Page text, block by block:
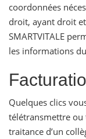
coordonnées
droit, ayant droit
SMARTVITALE
les informations
Quelques clics
télétransmettre ou
traitance d’un